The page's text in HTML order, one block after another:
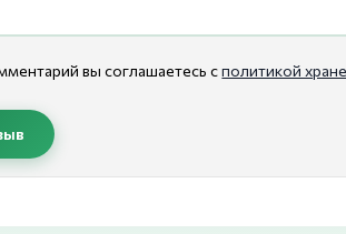
вы соглашаетесь сполитикой